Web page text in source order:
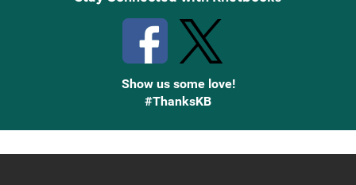
Show us some love!
#ThanksKB